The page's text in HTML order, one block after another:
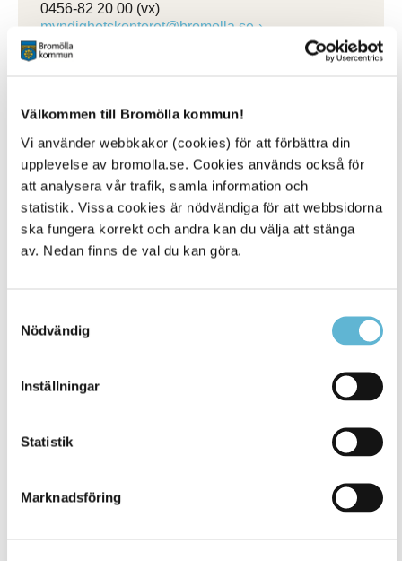
Välkommen till Bromölla kommun!
Vi använder webbkakor (cookies) för att förbättra din
upplevelse av bromolla.se. Cookies används också för
att analysera vår trafik, samla information och
statistik. Vissa cookies är nödvändiga för att webbsidorna
ska fungera korrekt och andra kan du välja att stänga
av. Nedan finns de val du kan göra.
Nödvändig
Inställningar
Statistik
Marknadsföring
0456-82 20 00 (vx)
myndighetskontoret@bromolla.se
Sidan senast uppdaterad:den 30 January 2019
KONTAKT
Besöksadress
Box 18, 295 21 Bromölla
kommunstyrelsen@bromolla.se